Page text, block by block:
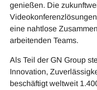
genießen. Die
eine nahtlose
arbeitenden Teams.
Als Teil der GN Group
Innovation,
beschäftigt weltweit